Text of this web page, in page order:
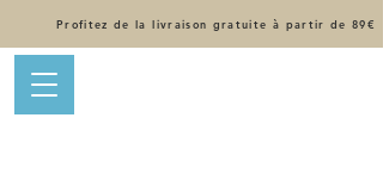
Profitez de la livraison gratuite à partir de 89€